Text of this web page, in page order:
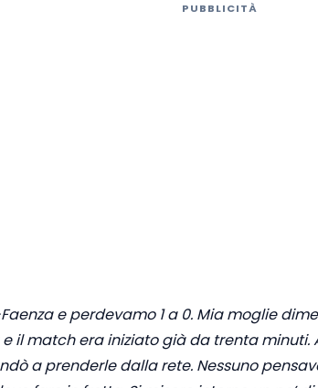
PUBBLICITÀ
e perdevamo 1 a 0. Mia moglie
il match era iniziato già da trenta
a prenderle dalla rete. Nessuno